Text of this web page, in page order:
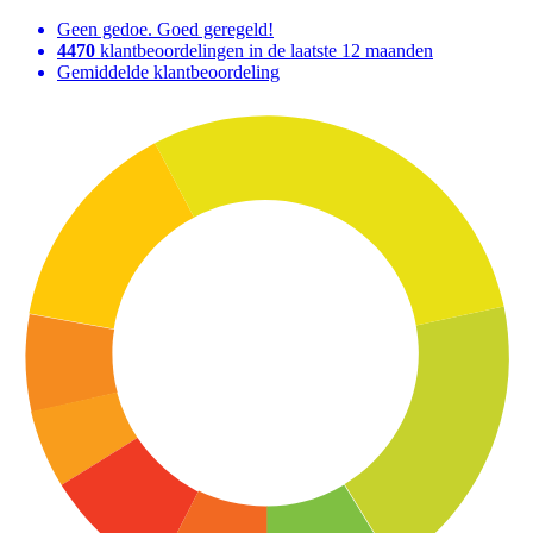
Geen gedoe. Goed geregeld!
4470 klantbeoordelingen in de laatste 12 maanden
Gemiddelde klantbeoordeling